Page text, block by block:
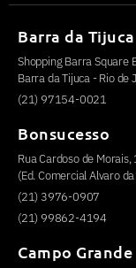
Barra da Tijuca
Shopping Barra Square
Barra da Tijuca - Rio de
(21) 97154-0021
Bonsucesso
Rua Cardoso de
(Ed. Comercial Alvaro
(21) 3976-0907
(21) 99862-4194
Campo Grande